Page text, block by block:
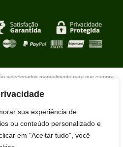
sua experiência de
ou conteúdo personalizado e
em "Aceitar tudo", você
selecionados manualmente para que cumpra
comprometido com sua mudança. Boas